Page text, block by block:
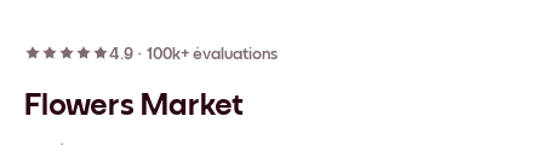
4.9 · 100k+ évaluations
Flowers Market